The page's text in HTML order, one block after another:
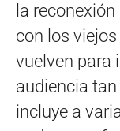
la
con los
vuelven para
audiencia
incluye a